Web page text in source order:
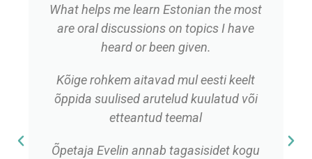
What helps me learn Estonian the most
are oral discussions on topics I have
heard or been given.
Kõige rohkem aitavad mul eesti keelt
õppida suulised arutelud kuulatud või
etteantud teemal
Õpetaja Evelin annab tagasisidet kogu